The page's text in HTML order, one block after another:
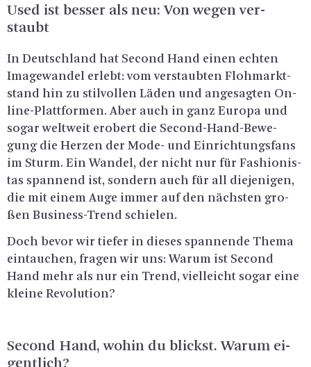
Used ist bes­ser als neu: Von wegen ver­
staubt
In Deutsch­land hat Se­cond Hand einen ech­ten
Image­wan­del er­lebt: vom ver­staub­ten Floh­markt­
stand hin zu stil­vol­len Läden und an­ge­sag­ten On­
line-Platt­for­men. Aber auch in ganz Eu­ro­pa und
sogar welt­weit er­obert die Se­cond-Hand-Be­we­
gung die Her­zen der Mode- und Ein­rich­tungs­fans
im Sturm. Ein Wan­del, der nicht nur für Fa­shio­nis­
tas span­nend ist, son­dern auch für all die­je­ni­gen,
die mit einem Auge immer auf den nächs­ten gro­
ßen Busi­ness-Trend schie­len.
Doch bevor wir tie­fer in die­ses span­nen­de Thema
ein­tau­chen, fra­gen wir uns: Warum ist Se­cond
Hand mehr als nur ein Trend, viel­leicht sogar eine
klei­ne Re­vo­lu­ti­on?
Se­cond Hand, wohin du blickst. Warum ei­
gent­lich?